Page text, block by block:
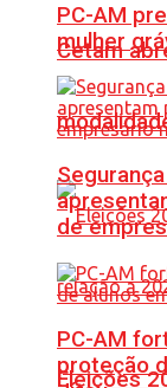
Cetam
Eleições
PC-AM
mulher
de
PC-AM
proteção